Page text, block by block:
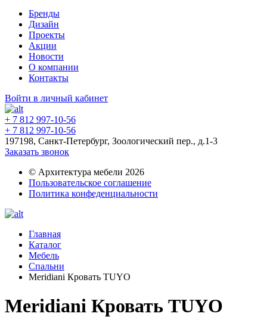
Бренды
Дизайн
Проекты
Акции
Новости
О компании
Контакты
Войти в личный кабинет
+ 7 812 997-10-56
+ 7 812 997-10-56
197198, Санкт-Петербург, Зоологический пер., д.1-3
Заказать звонок
© Архитектура мебели 2026
Пользовательское соглашение
Политика конфеденциальности
Главная
Каталог
Мебель
Спальни
Meridiani Кровать TUYO
Meridiani Кровать TUYO